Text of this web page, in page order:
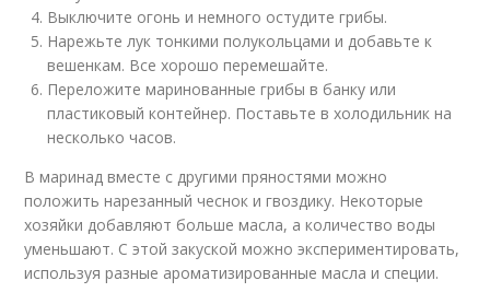
Выключите огонь и немного остудите грибы.
Нарежьте лук тонкими полукольцами и добавьте к
вешенкам. Все хорошо перемешайте.
Переложите маринованные грибы в банку или
пластиковый контейнер. Поставьте в холодильник на
несколько часов.
В маринад вместе с другими пряностями можно
положить нарезанный чеснок и гвоздику. Некоторые
хозяйки добавляют больше масла, а количество воды
уменьшают. С этой закуской можно экспериментировать,
используя разные ароматизированные масла и специи.